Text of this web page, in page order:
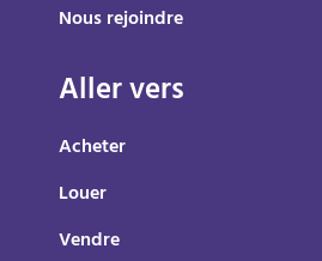
Nous rejoindre
Aller vers
Acheter
Louer
Vendre